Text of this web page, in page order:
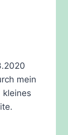
mein
kleines